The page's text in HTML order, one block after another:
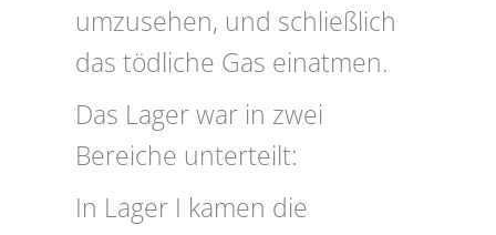
umzusehen, und schließlich
das tödliche Gas einatmen.
Das Lager war in zwei
Bereiche unterteilt:
In Lager I kamen die